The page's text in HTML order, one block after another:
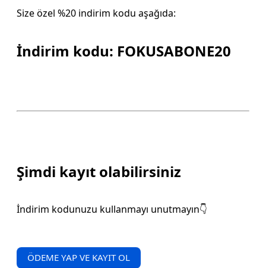
Size özel %20 indirim kodu aşağıda:
İndirim kodu: FOKUSABONE20
Şimdi kayıt olabilirsiniz
İndirim kodunuzu kullanmayı unutmayın👇
ÖDEME YAP VE KAYIT OL